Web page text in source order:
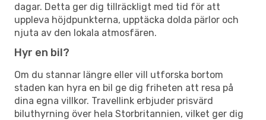
dagar. Detta ger dig tillräckligt med tid för att
uppleva höjdpunkterna, upptäcka dolda pärlor och
njuta av den lokala atmosfären.
Hyr en bil?
Om du stannar längre eller vill utforska bortom
staden kan hyra en bil ge dig friheten att resa på
dina egna villkor. Travellink erbjuder prisvärd
biluthyrning över hela Storbritannien, vilket ger dig